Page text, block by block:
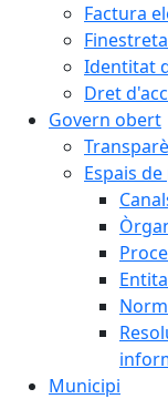
Factura
Identitat
Dret
Govern obert
Espais
Municipi